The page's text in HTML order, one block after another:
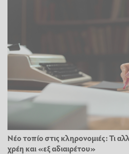
Νέο τοπίο στις κληρονομιές: Τι
χρέη και «εξ αδιαιρέτου»